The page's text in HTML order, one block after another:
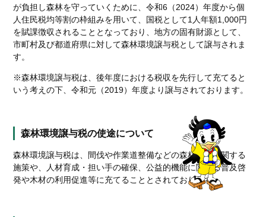
が負担し森林を守っていくために、令和6（2024）年度から個
人住民税均等割の枠組みを用いて、国税として1人年額1,000円
を賦課徴収されることとなっており、地方の固有財源として、
市町村及び都道府県に対して森林環境譲与税として譲与されま
す。
※森林環境譲与税は、後年度における税収を先行して充てると
いう考えの下、令和元（2019）年度より譲与されております。
森林環境譲与税の使途について
森林環境譲与税は、間伐や作業道整備などの森林整備に関する
施策や、人材育成・担い手の確保、公益的機能に関する普及啓
発や木材の利用促進等に充てることとされております。